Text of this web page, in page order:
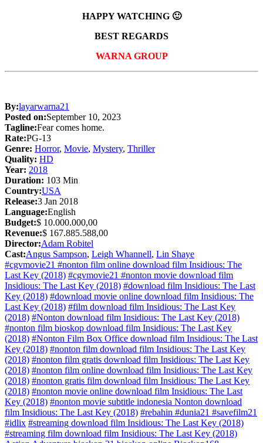
HAPPY WATCHING 🙂
BEST REGARDS
WARNA GROUP
By:layarwarna21
Posted on:September 10, 2023
Tagline:Fear comes home.
Rate:PG-13
Genre: Horror, Movie, Mystery, Thriller
Quality: HD
Year: 2018
Duration: 103 Min
Country:USA
Release:3 Jan 2018
Language:English
Budget:$ 10.000.000,00
Revenue:$ 167.885.588,00
Director:Adam Robitel
Cast:Angus Sampson, Leigh Whannell, Lin Shaye
#cgvmovie21 #nonton film online download film Insidious: The
Last Key (2018) #cgvmovie21 #nonton movie download film
Insidious: The Last Key (2018) #download film Insidious: The Last
Key (2018) #download movie online download film Insidious: The
Last Key (2018) #film download film Insidious: The Last Key
(2018) #Nonton download film Insidious: The Last Key (2018)
#nonton film bioskop download film Insidious: The Last Key
(2018) #Nonton Film Box Office download film Insidious: The Last
Key (2018) #nonton film download film Insidious: The Last Key
(2018) #nonton film gratis download film Insidious: The Last Key
(2018) #nonton film online download film Insidious: The Last Key
(2018) #nonton gratis film download film Insidious: The Last Key
(2018) #nonton movie online download film Insidious: The Last
Key (2018) #nonton movie subtitle indonesia Nonton download
film Insidious: The Last Key (2018) #rebahin #dunia21 #savefilm21
#idlix #streaming download film Insidious: The Last Key (2018)
#streaming film download film Insidious: The Last Key (2018)